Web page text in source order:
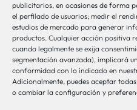
publicitarios, en ocasiones de forma
el perfilado de usuarios; medir el
estudios de mercado para generar
productos. Cualquier acción positiva
cuando legalmente se exija
segmentación avanzada), implicará
conformidad con lo indicado en
Adicionalmente, puedes aceptar
o cambiar la configuración y
Otros Enlaces
Osakidetza